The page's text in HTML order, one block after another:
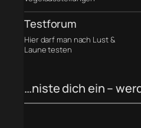
Testforum
Hier darf man nach Lust &
Laune testen
…niste dich ein –